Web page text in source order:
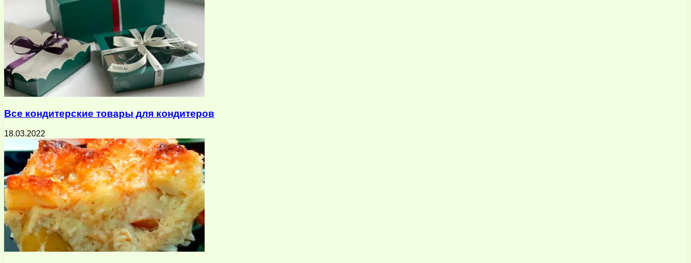
Все кондитерские товары для кондитеров
18.03.2022